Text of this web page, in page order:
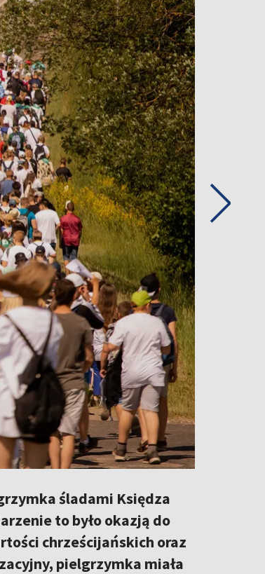
śladami Księdza
to było okazją do
chrześcijańskich oraz
pielgrzymka miała